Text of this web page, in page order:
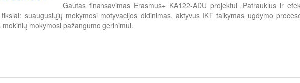
Gautas finansavimas Erasmus+ KA122-ADU projektui „Patrauklus ir
suaugusiųjų mokymosi motyvacijos didinimas, aktyvus IKT taikymas ugdymo
mokinių mokymosi pažangumo gerinimui.